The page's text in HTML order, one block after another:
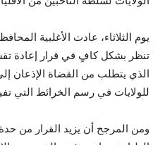
يوم الثلاثاء، عادت الأغلبية
تنظر بشكل كافٍ في قرار إعادة
الذي يتطلب من القضاة الإذعان
للولايات في رسم الخرائط التي
ومن المرجح أن يزيد القرار من حدة